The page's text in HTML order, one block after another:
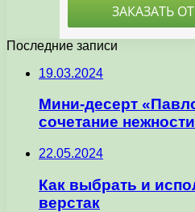
Последние записи
19.03.2024
Мини-десерт
сочетание
22.05.2024
Как выбрать и
верстак